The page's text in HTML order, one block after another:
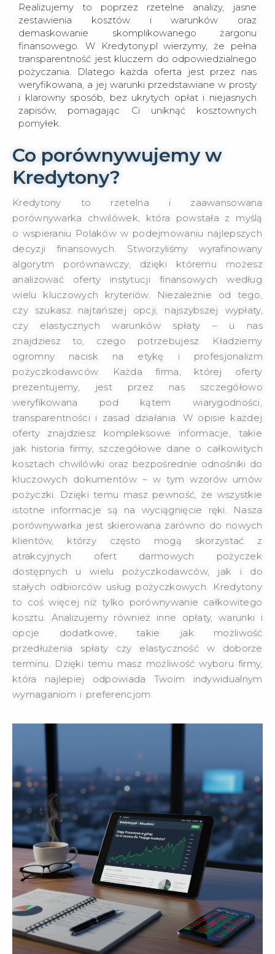
Realizujemy to poprzez rzetelne analizy, jasne
zestawienia kosztów i warunków oraz
demaskowanie skomplikowanego żargonu
finansowego. W Kredytony.pl wierzymy, że pełna
transparentność jest kluczem do odpowiedzialnego
pożyczania. Dlatego każda oferta jest przez nas
weryfikowana, a jej warunki przedstawiane w prosty
i klarowny sposób, bez ukrytych opłat i niejasnych
zapisów, pomagając Ci uniknąć kosztownych
pomyłek.
Co porównywujemy w
Kredytony?
Kredytony to rzetelna i zaawansowana
porównywarka chwilówek, która powstała z myślą
o wspieraniu Polaków w podejmowaniu najlepszych
decyzji finansowych. Stworzyliśmy wyrafinowany
algorytm porównawczy, dzięki któremu możesz
analizować oferty instytucji finansowych według
wielu kluczowych kryteriów. Niezależnie od tego,
czy szukasz najtańszej opcji, najszybszej wypłaty,
czy elastycznych warunków spłaty – u nas
znajdziesz to, czego potrzebujesz. Kładziemy
ogromny nacisk na etykę i profesjonalizm
pożyczkodawców. Każda firma, której oferty
prezentujemy, jest przez nas szczegółowo
weryfikowana pod kątem wiarygodności,
transparentności i zasad działania. W opisie każdej
oferty znajdziesz kompleksowe informacje, takie
jak historia firmy, szczegółowe dane o całkowitych
kosztach chwilówki oraz bezpośrednie odnośniki do
kluczowych dokumentów – w tym wzorów umów
pożyczki. Dzięki temu masz pewność, że wszystkie
istotne informacje są na wyciągnięcie ręki. Nasza
porównywarka jest skierowana zarówno do nowych
klientów, którzy często mogą skorzystać z
atrakcyjnych ofert darmowych pożyczek
dostępnych u wielu pożyczkodawców, jak i do
stałych odbiorców usług pożyczkowych. Kredytony
to coś więcej niż tylko porównywanie całkowitego
kosztu. Analizujemy również inne opłaty, warunki i
opcje dodatkowe, takie jak możliwość
przedłużenia spłaty czy elastyczność w doborze
terminu. Dzięki temu masz możliwość wyboru firmy,
która najlepiej odpowiada Twoim indywidualnym
wymaganiom i preferencjom.